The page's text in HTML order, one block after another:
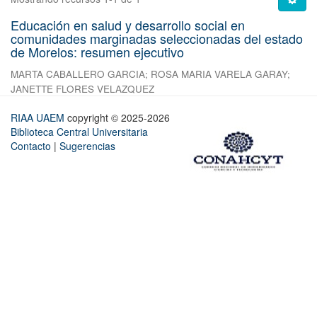
Educación en salud y desarrollo social en
comunidades marginadas seleccionadas del estado
de Morelos: resumen ejecutivo
MARTA CABALLERO GARCIA; ROSA MARIA VARELA GARAY;
JANETTE FLORES VELAZQUEZ
RIAA UAEM copyright © 2025-2026
Biblioteca Central Universitaria
Contacto | Sugerencias